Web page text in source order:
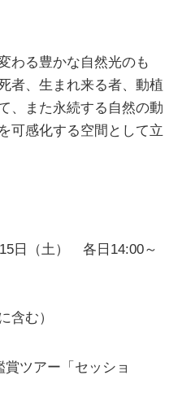
わる豊かな自然光のも
者、生まれ来る者、動植
、また永続する自然の動
可感化する空間として立
日（土） 各日14:00～
含む）
ツアー「セッショ